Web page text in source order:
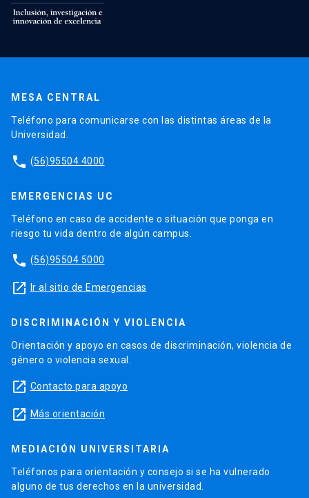
MESA CENTRAL
Teléfono para comunicarse con las distintas áreas de la
Universidad.
phone (56)95504 4000
EMERGENCIAS UC
Teléfono en caso de accidente o situación que ponga en
riesgo tu vida dentro de algún campus.
phone (56)95504 5000
launch Ir al sitio de Emergencias
DISCRIMINACIÓN Y VIOLENCIA
Orientación y apoyo en casos de discriminación, violencia de
género o violencia sexual.
launch Contacto para apoyo
launch Más orientación
MEDIACIÓN UNIVERSITARIA
Teléfonos para orientación y consejo si se ha vulnerado
alguno de tus derechos en la universidad.